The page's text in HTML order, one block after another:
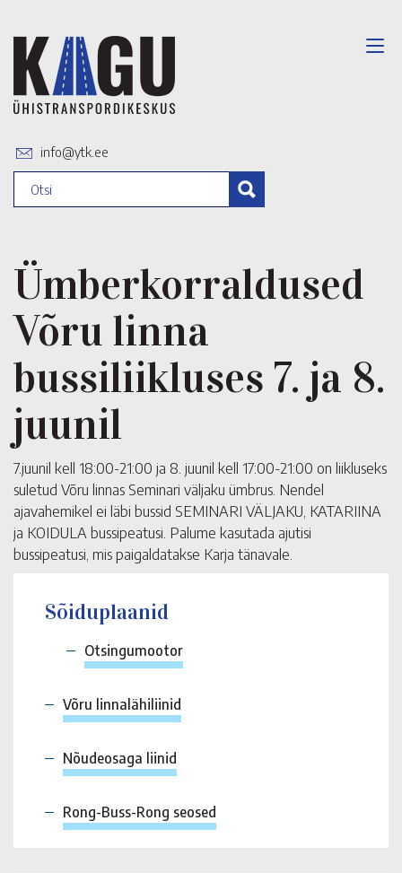
info@ytk.ee
Ümberkorraldused
Võru linna
bussiliikluses 7. ja 8.
juunil
7.juunil kell 18:00-21:00 ja 8. juunil kell 17:00-21:00 on liikluseks
suletud Võru linnas Seminari väljaku ümbrus. Nendel
ajavahemikel ei läbi bussid SEMINARI VÄLJAKU, KATARIINA
ja KOIDULA bussipeatusi. Palume kasutada ajutisi
bussipeatusi, mis paigaldatakse Karja tänavale.
Sõiduplaanid
Otsingumootor
Võru linnalähiliinid
Nõudeosaga liinid
Rong-Buss-Rong seosed